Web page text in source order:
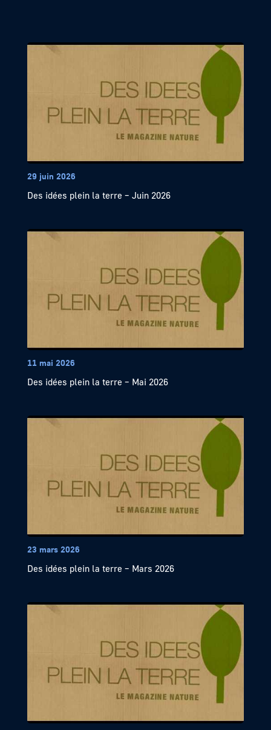
29 juin 2026
Des idées plein la terre – Juin 2026
11 mai 2026
Des idées plein la terre – Mai 2026
23 mars 2026
Des idées plein la terre – Mars 2026